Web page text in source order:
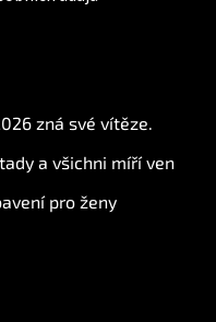
zná své vítěze.
a všichni míří ven
pro ženy